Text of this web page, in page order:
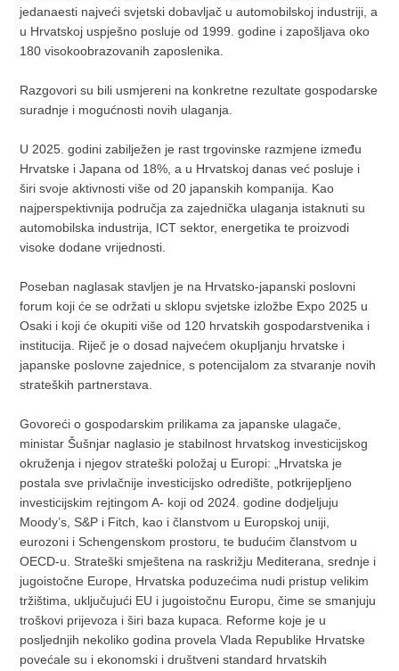
jedanaesti najveći svjetski dobavljač u automobilskoj industriji, a
u Hrvatskoj uspješno posluje od 1999. godine i zapošljava oko
180 visokoobrazovanih zaposlenika.
Razgovori su bili usmjereni na konkretne rezultate gospodarske
suradnje i mogućnosti novih ulaganja.
U 2025. godini zabilježen je rast trgovinske razmjene između
Hrvatske i Japana od 18%, a u Hrvatskoj danas već posluje i
širi svoje aktivnosti više od 20 japanskih kompanija. Kao
najperspektivnija područja za zajednička ulaganja istaknuti su
automobilska industrija, ICT sektor, energetika te proizvodi
visoke dodane vrijednosti.
Poseban naglasak stavljen je na Hrvatsko-japanski poslovni
forum koji će se održati u sklopu svjetske izložbe Expo 2025 u
Osaki i koji će okupiti više od 120 hrvatskih gospodarstvenika i
institucija. Riječ je o dosad najvećem okupljanju hrvatske i
japanske poslovne zajednice, s potencijalom za stvaranje novih
strateških partnerstava.
Govoreći o gospodarskim prilikama za japanske ulagače,
ministar Šušnjar naglasio je stabilnost hrvatskog investicijskog
okruženja i njegov strateški položaj u Europi: „Hrvatska je
postala sve privlačnije investicijsko odredište, potkrijepljeno
investicijskim rejtingom A- koji od 2024. godine dodjeljuju
Moody’s, S&P i Fitch, kao i članstvom u Europskoj uniji,
eurozoni i Schengenskom prostoru, te budućim članstvom u
OECD-u. Strateški smještena na raskrižju Mediterana, srednje i
jugoistočne Europe, Hrvatska poduzećima nudi pristup velikim
tržištima, uključujući EU i jugoistočnu Europu, čime se smanjuju
troškovi prijevoza i širi baza kupaca. Reforme koje je u
posljednjih nekoliko godina provela Vlada Republike Hrvatske
povećale su i ekonomski i društveni standard hrvatskih